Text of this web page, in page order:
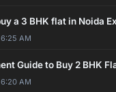
a 3 BHK flat in Noida
AM
Guide to Buy 2 BHK
AM